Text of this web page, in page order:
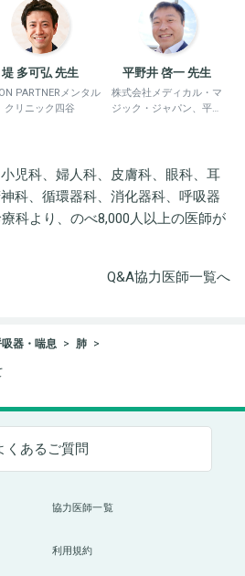
堤 多可弘 先生
PARTNERメンタル
クリニック四谷
平野井 啓一 先生
株式会社メディカル・マ
ジック・ジャパン、平野
児科、婦人科、皮膚科、眼科、耳
科、循環器科、消化器科、呼吸器
科より、のべ8,000人以上の医師が
Q&A協力医師一覧へ
器・喘息 肺
くあるご質問
協力医師一覧
利用規約